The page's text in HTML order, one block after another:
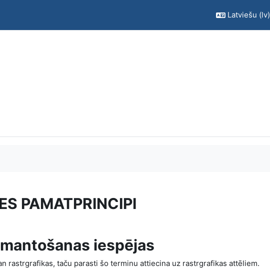
Latviešu ‎(lv)‎
PAMATPRINCIPI
iespējas
rastrgrafikas, taču parasti šo terminu attiecina uz rastrgrafikas attēliem.